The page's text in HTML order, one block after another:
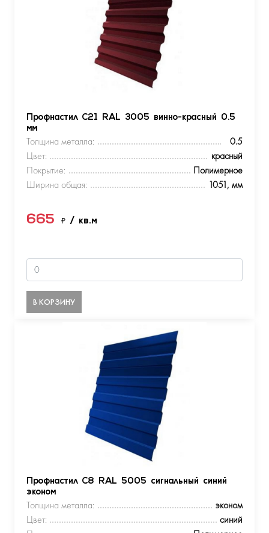
Профнастил С21 RAL 3005 винно-красный 0.5
мм
Толщина металла:
0.5
Цвет:
красный
Покрытие:
Полимерное
Ширина общая:
1051, мм
665 ₽ / кв.м
В КОРЗИНУ
Профнастил С8 RAL 5005 сигнальный синий
эконом
Толщина металла:
эконом
Цвет:
синий